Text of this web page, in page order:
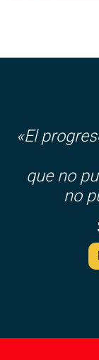
«El
que no
no